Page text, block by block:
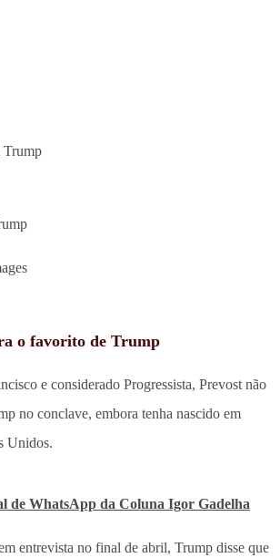
o favorito de Trump
e considerado Progressista, Prevost não
no conclave, embora tenha nascido em
Unidos.
de WhatsApp da Coluna Igor Gadelha
entrevista no final de abril, Trump disse que